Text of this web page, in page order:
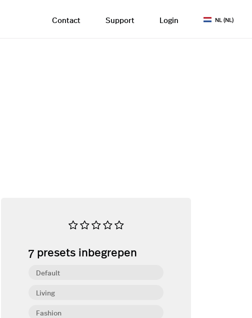
Contact Support Login NL (NL)
7 presets inbegrepen
Living
Fashion
Default